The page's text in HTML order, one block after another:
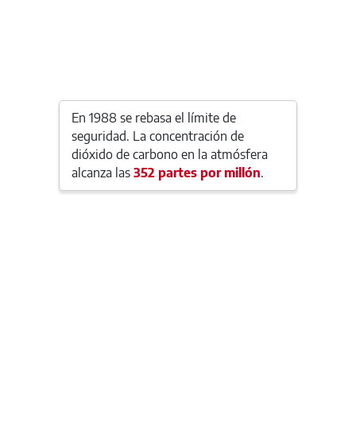
En 1988 se rebasa el límite de
seguridad. La concentración de
dióxido de carbono en la atmósfera
alcanza las 352 partes por millón.